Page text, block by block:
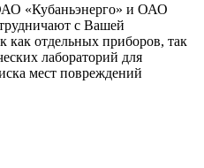
«Кубаньэнерго» и ОАО
с Вашей
как отдельных приборов, так
лабораторий для
мест повреждений